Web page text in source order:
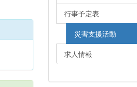
行事予定表
災害支援活動
求人情報